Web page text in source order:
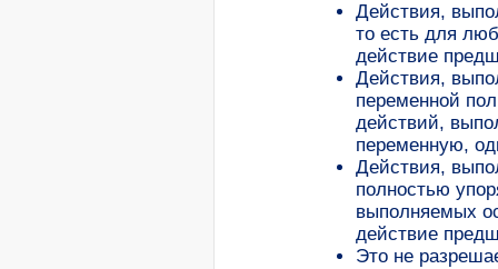
Действия,
то есть для
действие
Действия,
переменной
действий,
переменную,
Действия,
полностью
выполняемых
действие
Это не